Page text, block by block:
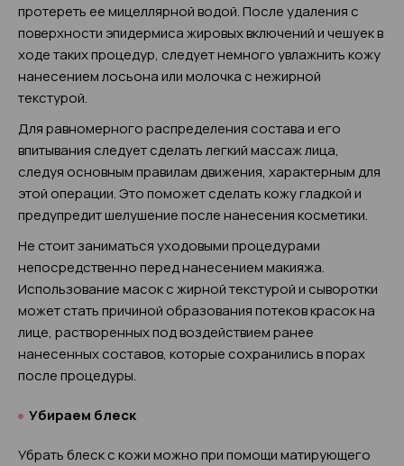
протереть ее мицеллярной водой. После удаления с
поверхности эпидермиса жировых включений и чешуек в
ходе таких процедур, следует немного увлажнить кожу
нанесением лосьона или молочка с нежирной
текстурой.
Для равномерного распределения состава и его
впитывания следует сделать легкий массаж лица,
следуя основным правилам движения, характерным для
этой операции. Это поможет сделать кожу гладкой и
предупредит шелушение после нанесения косметики.
Не стоит заниматься уходовыми процедурами
непосредственно перед нанесением макияжа.
Использование масок с жирной текстурой и сыворотки
может стать причиной образования потеков красок на
лице, растворенных под воздействием ранее
нанесенных составов, которые сохранились в порах
после процедуры.
Убираем блеск
Убрать блеск с кожи можно при помощи матирующего